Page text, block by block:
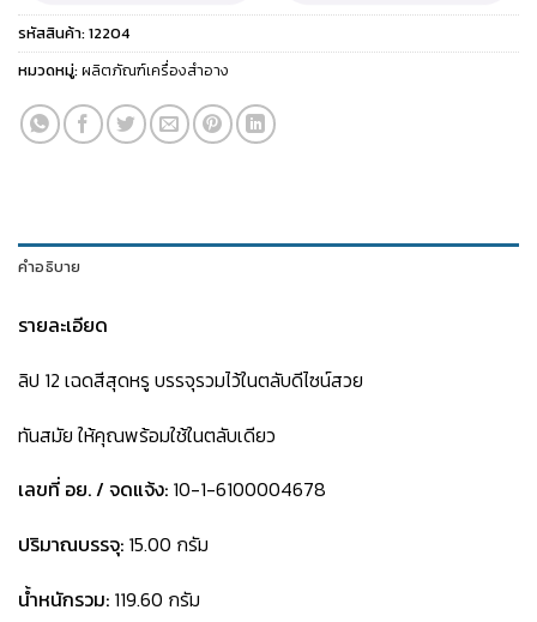
รหัสสินค้า:12204
หมวดหมู่:ผลิตภัณฑ์เครื่องสำอาง
คำอธิบาย
รายละเอียด
ลิป 12 เฉดสีสุดหรู บรรจุรวมไว้ในตลับดีไซน์สวย
ทันสมัย ให้คุณพร้อมใช้ในตลับเดียว
เลขที่ อย. / จดแจ้ง: 10-1-6100004678
ปริมาณบรรจุ: 15.00 กรัม
น้ำหนักรวม: 119.60 กรัม